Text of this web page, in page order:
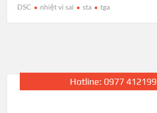
DSC nhiệt vi sai sta tga
Hotline: 0977 412199